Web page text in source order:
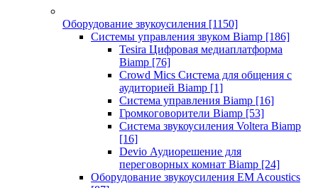
Оборудование звукоусиления [1150]
Системы управления звуком Biamp [186]
Tesira Цифровая медиаплатформа
Biamp [76]
Crowd Mics Система для общения с
аудиторией Biamp [1]
Система управления Biamp [16]
Громкоговорители Biamp [53]
Система звукоусиления Voltera Biamp
[16]
Devio Аудиорешение для
переговорных комнат Biamp [24]
Оборудование звукоусиления EM Acoustics